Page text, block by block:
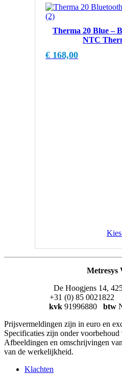
Therma 20 Blue –
NTC
€ 168,00
Metresys
De Hoogjens 14,
+31 (0) 85 0021822
kvk 91996880 btw
Prijsvermeldingen zijn in euro en
Specificaties zijn onder
Afbeeldingen en omschrijvingen
van de werkelijkheid.
Klachten